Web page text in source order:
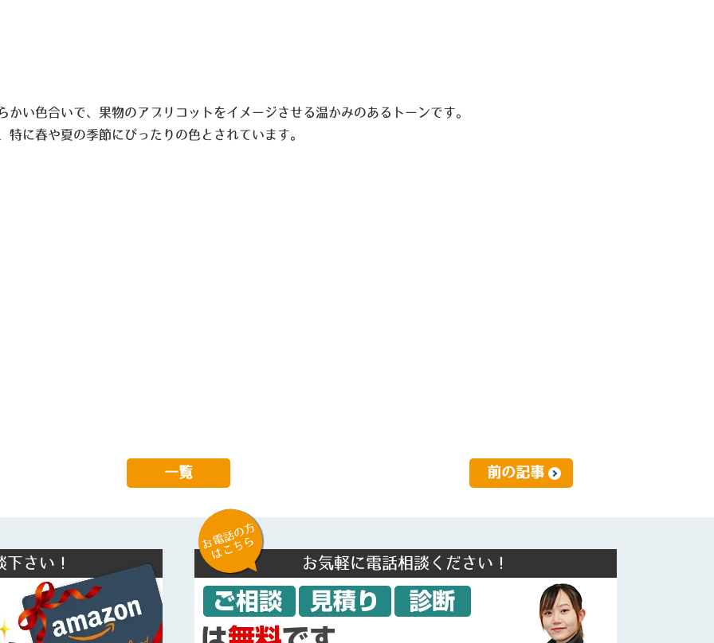
かい色合いで、果物のアプリコットをイメージさせる温かみのあるトーンです。
に春や夏の季節にぴったりの色とされています。
一覧 前の記事
さい！
お電話の方
はこちら
お気軽に電話相談ください！